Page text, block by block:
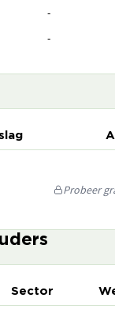
-
-
Probeer
Sector